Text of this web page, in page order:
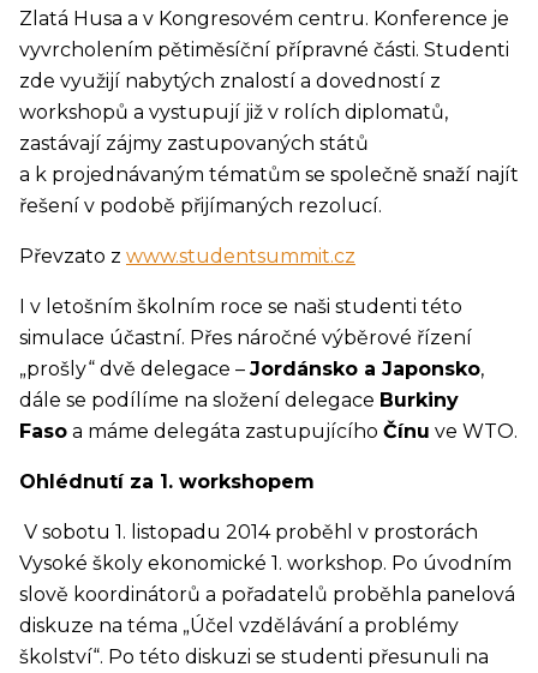
Zlatá Husa a v Kongresovém centru. Konference je
vyvrcholením pětiměsíční přípravné části. Studenti
zde využijí nabytých znalostí a dovedností z
workshopů a vystupují již v rolích diplomatů,
zastávají zájmy zastupovaných států
a k projednávaným tématům se společně snaží najít
řešení v podobě přijímaných rezolucí.
Převzato z www.studentsummit.cz
I v letošním školním roce se naši studenti této
simulace účastní. Přes náročné výběrové řízení
„prošly“ dvě delegace – Jordánsko a Japonsko,
dále se podílíme na složení delegace Burkiny
Faso a máme delegáta zastupujícího Čínu ve WTO.
Ohlédnutí za 1. workshopem
V sobotu 1. listopadu 2014 proběhl v prostorách
Vysoké školy ekonomické 1. workshop. Po úvodním
slově koordinátorů a pořadatelů proběhla panelová
diskuze na téma „Účel vzdělávání a problémy
školství“. Po této diskuzi se studenti přesunuli na